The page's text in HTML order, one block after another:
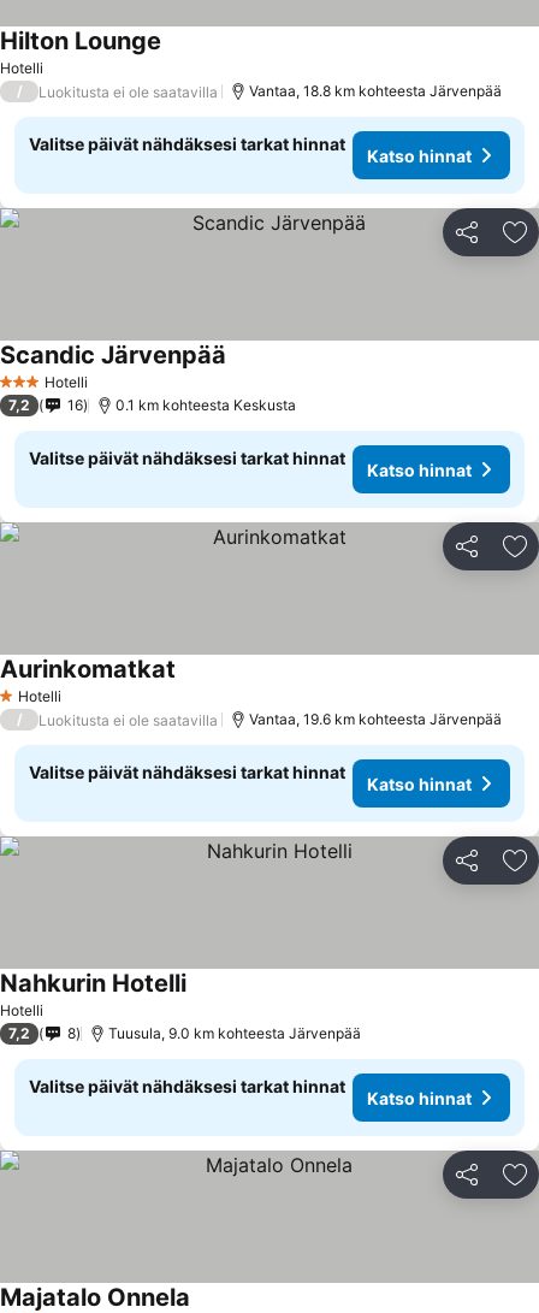
Hotelli
Hilton Lounge
/ Luokitusta ei ole saatavilla Vantaa, 18.8 km kohteesta Järvenpää
Valitse päivät nähdäksesi tarkat hinnat
Katso hinnat
Jaa
3 Tähtiluokitus
Hotelli
Scandic Järvenpää
7,2 16 0.1 km kohteesta Keskusta
Valitse päivät nähdäksesi tarkat hinnat
Katso hinnat
Jaa
1 Tähtiluokitus
Hotelli
Aurinkomatkat
/ Luokitusta ei ole saatavilla Vantaa, 19.6 km kohteesta Järvenpää
Valitse päivät nähdäksesi tarkat hinnat
Katso hinnat
Jaa
Hotelli
Nahkurin Hotelli
7,2 8 Tuusula, 9.0 km kohteesta Järvenpää
Valitse päivät nähdäksesi tarkat hinnat
Katso hinnat
Jaa
Majatalo Onnela